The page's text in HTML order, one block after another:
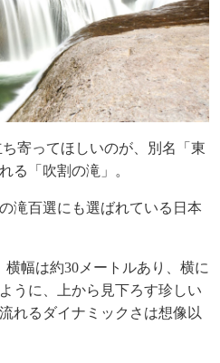
寄ってほしいのが、別名「東
る
「吹割の滝」。
滝百選にも選ばれている日本
横幅は約30 メートルあり、横に
うに、
上から見下ろす珍しい
れるダイナミックさは想像以